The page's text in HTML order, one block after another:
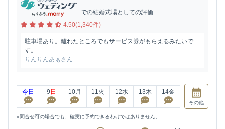
での結婚式場としての評価
4.50(1,340件)
駐車場あり。離れたところでもサービス券がもらえるみたいで
す。
りんりんあぁさん
今日 9 日 10月 11火 12水 13木 14金
その他
※問合せ可の場合でも、確実に予約できるわけではありません。